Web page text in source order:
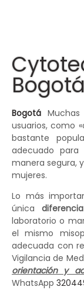
Bogotá
usuarios, como
bastante
adecuado
manera segura,
mujeres.
Lo más
única
laboratorio o
el mismo
adecuada con
Vigilancia de
orientación y
WhatsApp